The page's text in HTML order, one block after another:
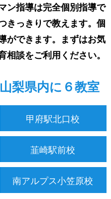
ン指導は完全個別指導で
きっきりで教えます。個
ができます。まずはお気
談をご利用ください。
梨県内に６教室
甲府駅北口校
韮崎駅前校
南アルプス小笠原校